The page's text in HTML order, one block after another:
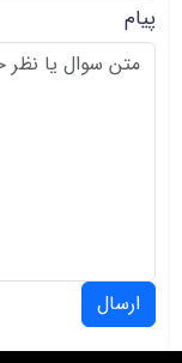
پیام
ارسال